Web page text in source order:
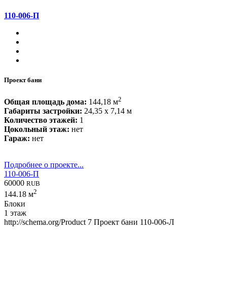
110-006-П
Проект бани
Общая площадь дома: 144,18 м2
Габариты застройки: 24,35 x 7,14 м
Количество этажей: 1
Цокольный этаж: нет
Гараж: нет
Подробнее о проекте...
110-006-П
60000 RUB
144.18 м2
Блоки
1 этаж
http://schema.org/Product 7 Проект бани 110-006-Л